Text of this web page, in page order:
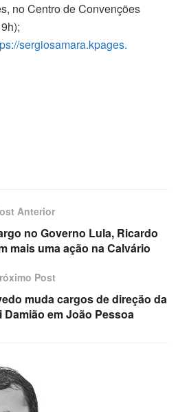
no Centro de Convenções
sergiosamara.kpages.
Anterior
no Governo Lula, Ricardo
mais uma ação na Calvário
Post
muda cargos de direção da
Damião em João Pessoa